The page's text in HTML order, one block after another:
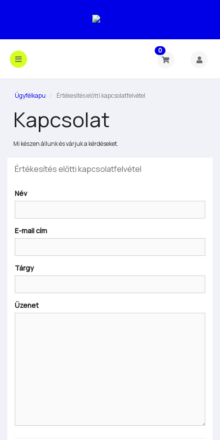
0
Ügyfélkapu Értékesítés előtti kapcsolatfelvétel
Kapcsolat
Mi készen állunk és várjuk a kérdéseket.
Értékesítés előtti kapcsolatfelvétel
Név
E-mail cím
Tárgy
Üzenet